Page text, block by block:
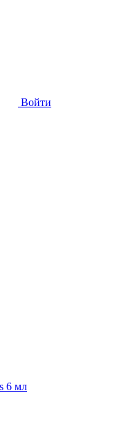
Войти
6 мл